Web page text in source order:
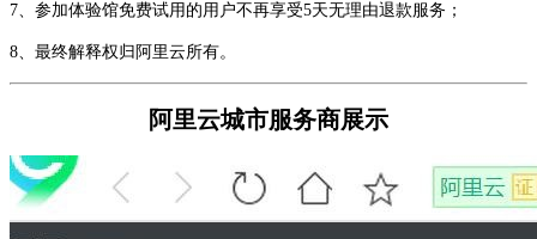
7、参加体验馆免费试用的用户不再享受5天无理由退款服务；
8、最终解释权归阿里云所有。
阿里云城市服务商展示